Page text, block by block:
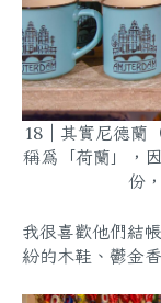
18｜其實尼德蘭
稱為「荷蘭」，
份
我很喜歡他們結
紛的木鞋、鬱金